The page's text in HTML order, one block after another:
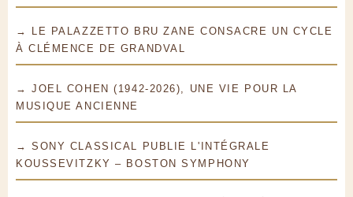
→ LE PALAZZETTO BRU ZANE CONSACRE UN CYCLE
À CLÉMENCE DE GRANDVAL
→ JOEL COHEN (1942-2026), UNE VIE POUR LA
MUSIQUE ANCIENNE
→ SONY CLASSICAL PUBLIE L'INTÉGRALE
KOUSSEVITZKY – BOSTON SYMPHONY